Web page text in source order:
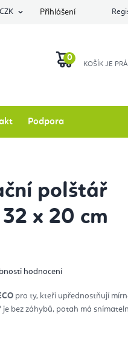
Zkontrolovat stav objednávky
CZK Přihlášení
KOŠÍK
Podpora
polštář
32 x 20 cm
hodnocení
pro ty, kteří upřednostňují
bez záhybů, potah má